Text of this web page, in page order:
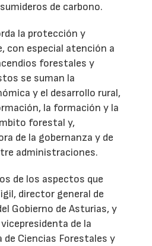
de carbono.
la protección y
con especial atención a
forestales y
se suman la
y el desarrollo rural,
la formación y la
forestal y,
de la gobernanza y de
administraciones.
de los aspectos que
director general de
Gobierno de Asturias, y
de la
de Ciencias Forestales y